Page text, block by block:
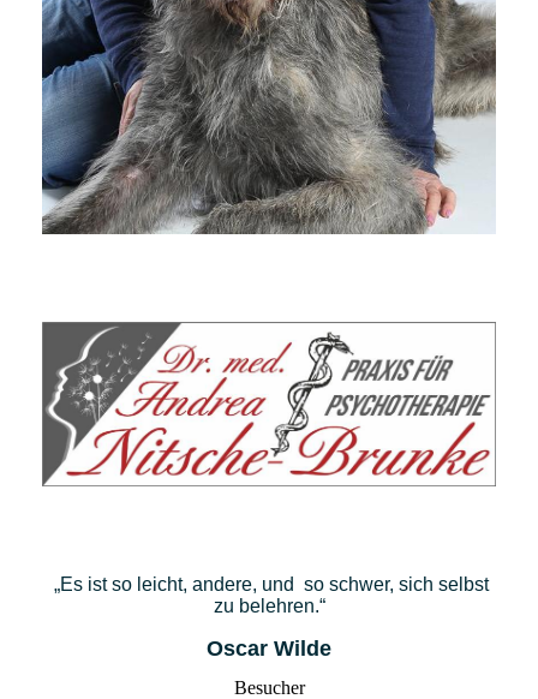
„Es ist so leicht, andere, und so schwer, sich selbst
zu belehren.“
Oscar Wilde
Besucher